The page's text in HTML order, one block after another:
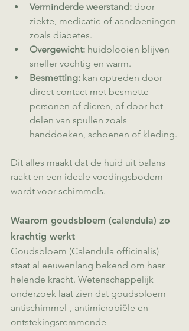
Verminderde weerstand: door
ziekte, medicatie of aandoeningen
zoals diabetes.
Overgewicht: huidplooien blijven
sneller vochtig en warm.
Besmetting: kan optreden door
direct contact met besmette
personen of dieren, of door het
delen van spullen zoals
handdoeken, schoenen of kleding.
Dit alles maakt dat de huid uit balans
raakt en een ideale voedingsbodem
wordt voor schimmels.
Waarom goudsbloem (calendula) zo
krachtig werkt
Goudsbloem (Calendula officinalis)
staat al eeuwenlang bekend om haar
helende kracht. Wetenschappelijk
onderzoek laat zien dat goudsbloem
antischimmel-, antimicrobiële en
ontstekingsremmende